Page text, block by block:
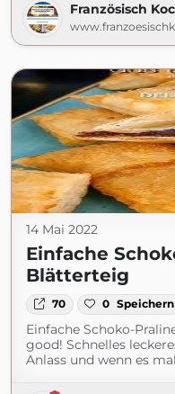
Französisch
14 Mai 2022
Einfache
Blätterteig
70 0 Speichern
Einfache Schoko-
good! Schnelles
Anlass und wenn es